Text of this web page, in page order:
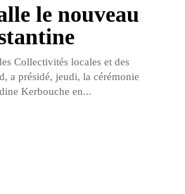
le nouveau
Collectivités locales et des
a présidé, jeudi, la cérémonie
Kerbouche en...